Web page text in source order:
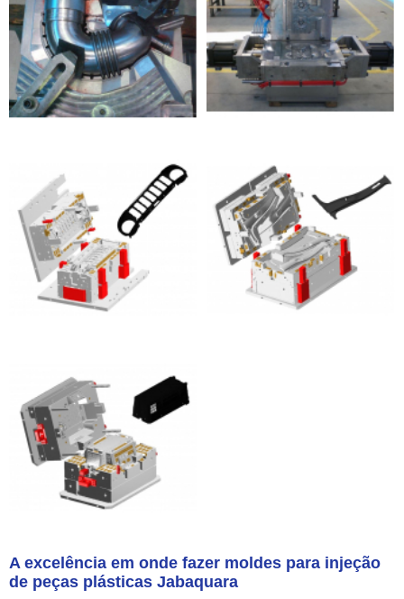
A excelência em onde fazer moldes para injeção
de peças plásticas Jabaquara